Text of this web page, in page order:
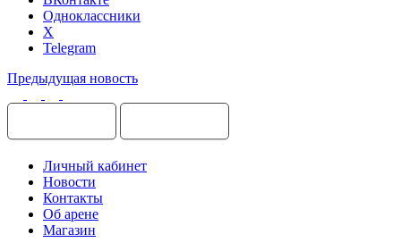
Одноклассники
X
Telegram
Предыдущая новость
Личный кабинет
Новости
Контакты
Об арене
Магазин